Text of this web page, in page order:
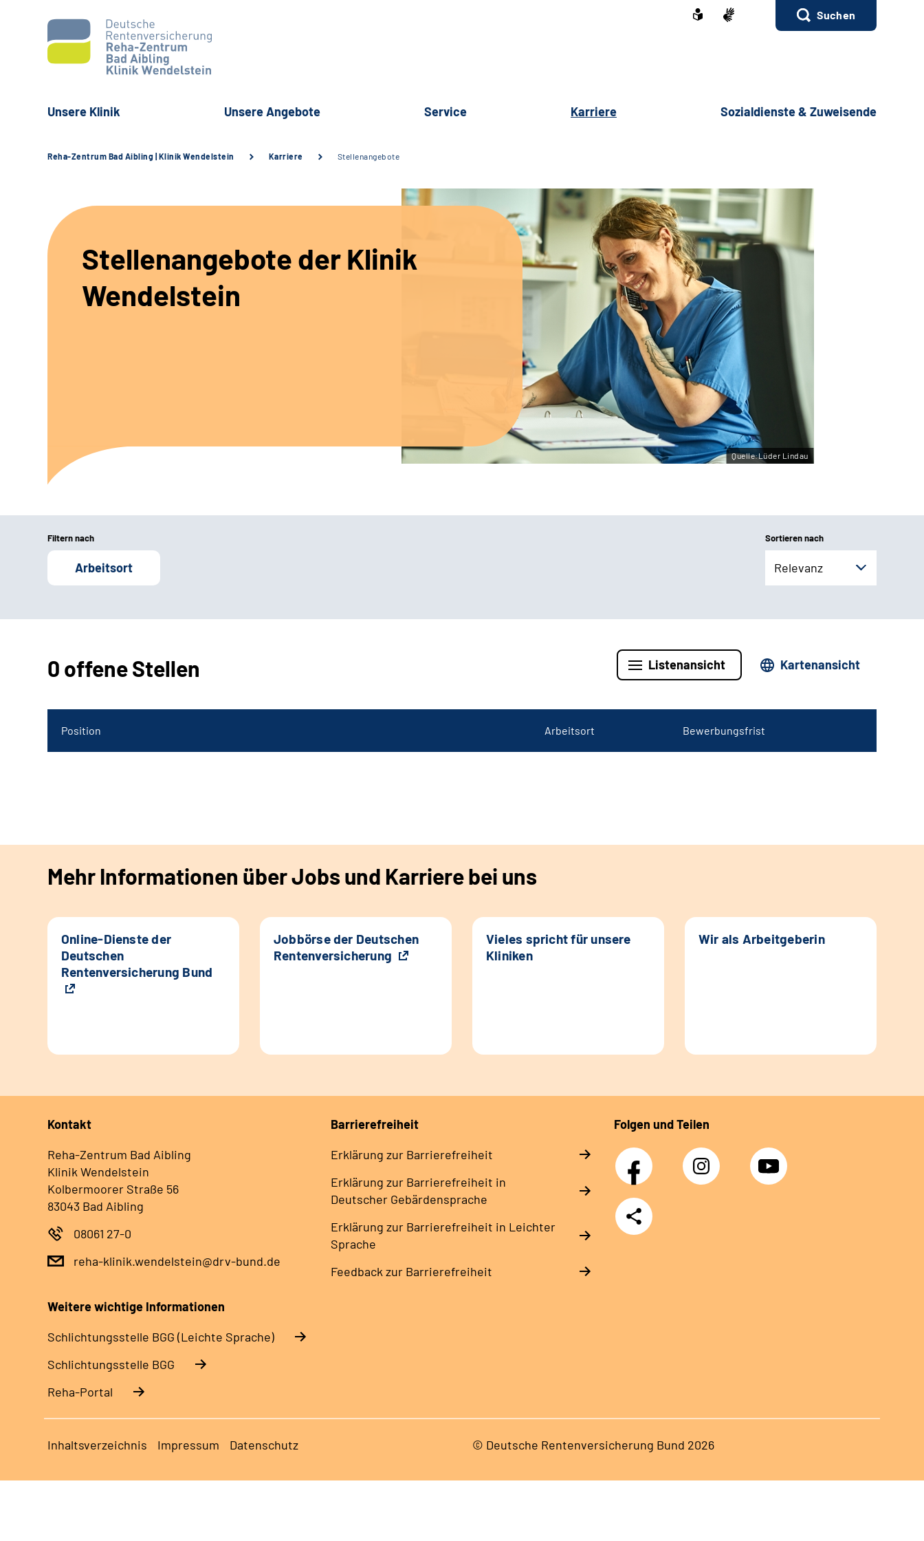
Suchen
Unsere Klinik Unsere Angebote Service Karriere Sozialdienste & Zuweisende
Reha-Zentrum Bad Aibling | Klinik Wendelstein Karriere Stellenangebote
Stellenangebote der Klinik
Wendelstein
Quelle:Lüder Lindau
Filtern nach
Arbeitsort
Sortieren nach
Relevanz
0 offene Stellen Listenansicht Kartenansicht
Position Arbeitsort Bewerbungsfrist
Mehr Informationen über Jobs und Karriere bei uns
Online-Dienste der
Deutschen
Rentenversicherung Bund
Jobbörse der Deutschen
Rentenversicherung
Vieles spricht für unsere
Kliniken
Wir als Arbeitgeberin
Kontakt
Reha-Zentrum Bad Aibling
Klinik Wendelstein
Kolbermoorer Straße 56
83043 Bad Aibling
08061 27-0
reha-klinik.wendelstein@drv-bund.de
Barrierefreiheit
Erklärung zur Barrierefreiheit
Erklärung zur Barrierefreiheit in
Deutscher Gebärdensprache
Erklärung zur Barrierefreiheit in Leichter
Sprache
Feedback zur Barrierefreiheit
Folgen und Teilen
Facebook Instagram YouTube
Teilen
Weitere wichtige Informationen
Schlich­tungs­stel­le BGG (Leichte Sprache)
Schlich­tungs­stel­le BGG
Reha-Portal
Inhaltsverzeichnis Impressum Datenschutz © Deutsche Rentenversicherung Bund 2026